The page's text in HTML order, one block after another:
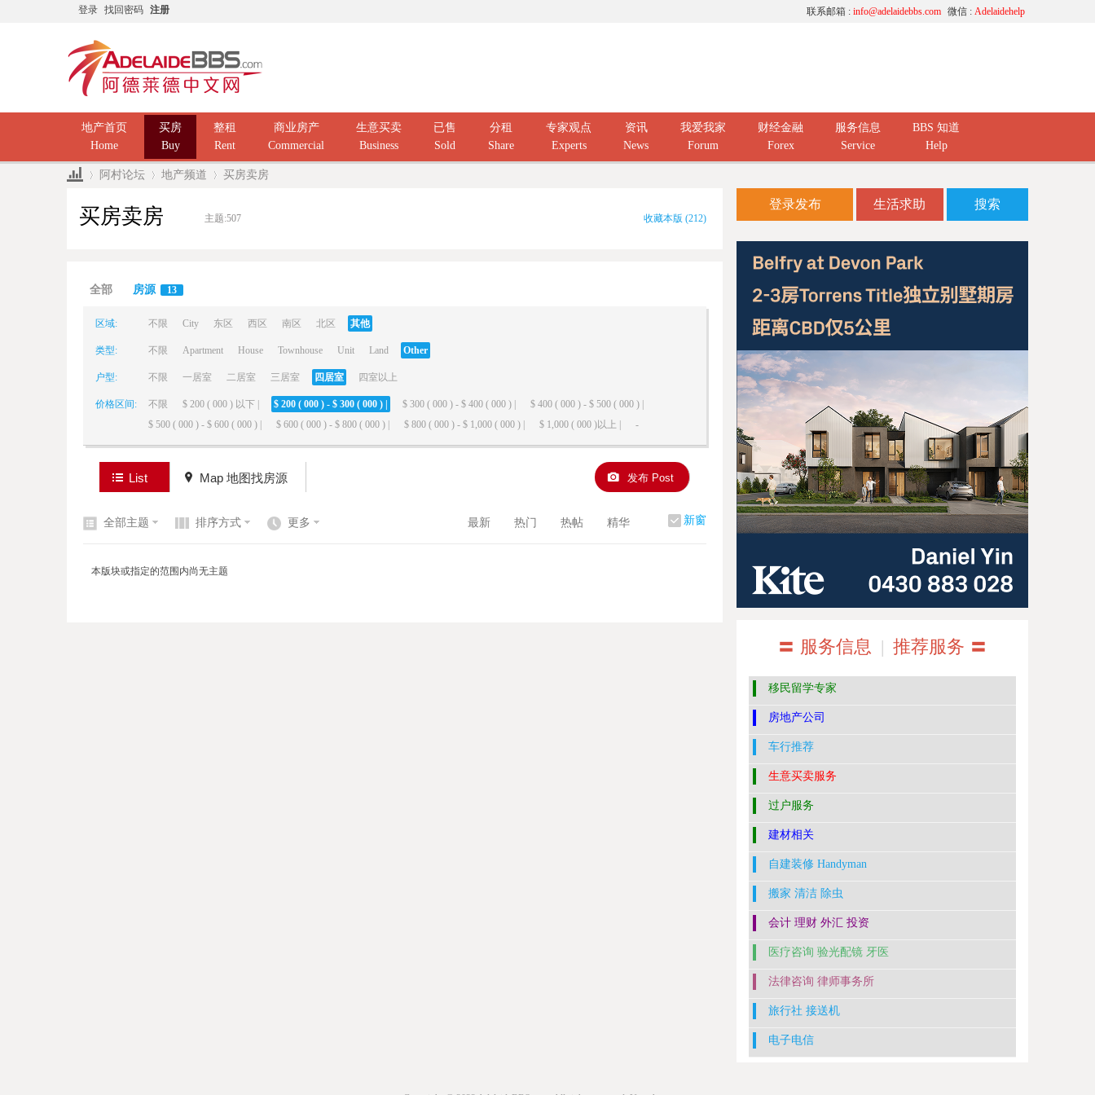
登录 找回密码 注册 微信 : Adelaidehelp
联系邮箱 : info@adelaidebbs.com
地产首页
Home
买房
Buy
整租
Rent
商业房产
Commercial
生意买卖
Business
已售
Sold
分租
Share
专家观点
Experts
资讯
News
我爱我家
Forum
财经金融
Forex
服务信息
Service
BBS 知道
Help
阿村论坛 地产频道 买房卖房
买房卖房 主题:507 收藏本版 (212)
全部 房源 13
区域: 不限 City 东区 西区 南区 北区 其他
类型: 不限 Apartment House Townhouse Unit Land Other
户型: 不限 一居室 二居室 三居室 四居室 四室以上
价格区间: 不限 $ 200 ( 000 ) 以下 | $ 200 ( 000 ) - $ 300 ( 000 ) | $ 300 ( 000 ) - $ 400 ( 000 ) |
$ 400 ( 000 ) - $ 500 ( 000 ) |
$ 500 ( 000 ) - $ 600 ( 000 ) |
$ 600 ( 000 ) - $ 800 ( 000 ) | $ 800 ( 000 ) - $ 1,000 ( 000 ) | $ 1,000 ( 000 )以上 | -
List Map 地图找房源 发布 Post
新窗
全部主题 排序方式 更多 最新 热门 热帖 精华
本版块或指定的范围内尚无主题
登录发布 生活求助 搜索
〓 服务信息 | 推荐服务 〓
移民留学专家
房地产公司
车行推荐
生意买卖服务
过户服务
建材相关
自建装修 Handyman
搬家 清洁 除虫
会计 理财 外汇 投资
医疗咨询 验光配镜 牙医
法律咨询 律师事务所
旅行社 接送机
电子电信